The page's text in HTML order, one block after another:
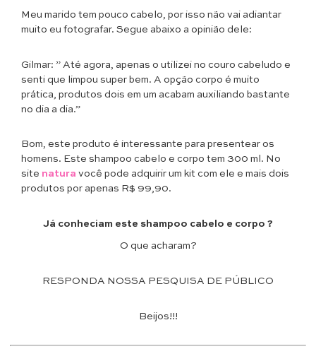
Meu marido tem pouco cabelo, por isso não vai adiantar
muito eu fotografar. Segue abaixo a opinião dele:
Gilmar: ” Até agora, apenas o utilizei no couro cabeludo e
senti que limpou super bem. A opção corpo é muito
prática, produtos dois em um acabam auxiliando bastante
no dia a dia.”
Bom, este produto é interessante para presentear os
homens. Este shampoo cabelo e corpo tem 300 ml. No
site natura você pode adquirir um kit com ele e mais dois
produtos por apenas R$ 99,90.
Já conheciam este shampoo cabelo e corpo ?
O que acharam?
RESPONDA NOSSA PESQUISA DE PÚBLICO
Beijos!!!